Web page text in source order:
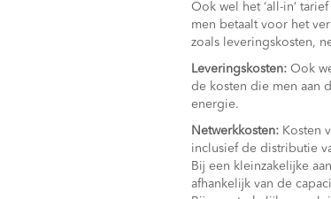
Ook wel het ‘all-in’
men betaalt voor het
zoals leveringskosten,
Leveringskosten: Ook
de kosten die men aan
energie.
Netwerkkosten: Kosten
inclusief de distributie
Bij een kleinzakelijke
afhankelijk van de